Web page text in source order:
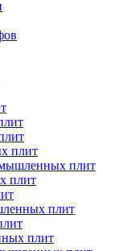
плит
плит
плит
плит
плит